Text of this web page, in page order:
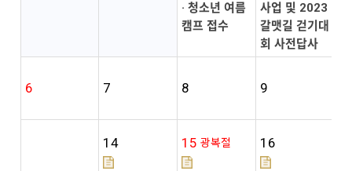
· 청소년 여름
캠프 접수
사업 및 2023
갈맷길 걷기대
회 사전답사
6 7 8 9
14 15 광복절 16